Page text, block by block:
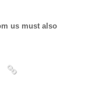
us must also